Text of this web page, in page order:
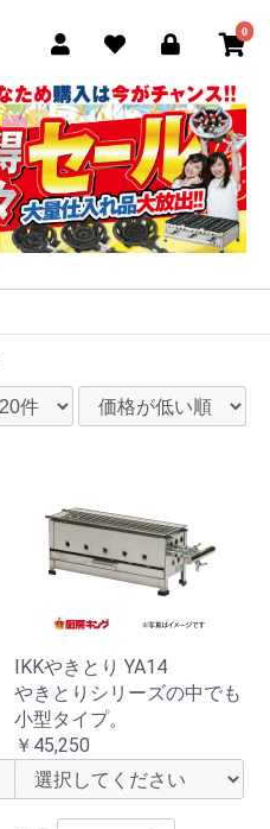
0
IKKやきとり YA14
やきとりシリーズの中でも
小型タイプ。
￥45,250